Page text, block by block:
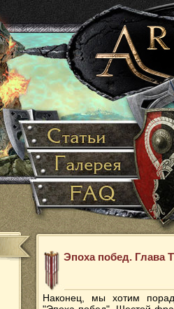
Эпоха побед. Глава
Наконец, мы хотим